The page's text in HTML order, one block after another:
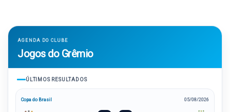
AGENDA DO CLUBE
Jogos do Grêmio
ÚLTIMOS RESULTADOS
Copa do Brasil 05/08/2026